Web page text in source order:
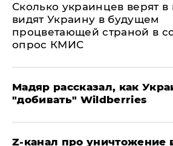
Сколько украинцев верят в
видят Украину в будущем
процветающей страной в
опрос КМИС
Мадяр рассказал, как
"добивать" Wildberries
Z-канал про уничтожение